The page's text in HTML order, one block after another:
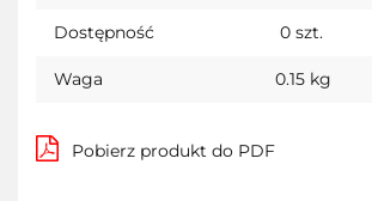
Dostępność 0 szt.
Waga 0.15 kg
Pobierz produkt do PDF